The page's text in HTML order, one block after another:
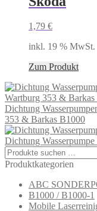
1,79 €
inkl. 19 % MwSt.
Zum Produkt
Dichtung
353 & Barkas B1000
Dichtung
Suchen
nach:
Produktkategorien
ABC
B1000 / B1000-1
Mobile